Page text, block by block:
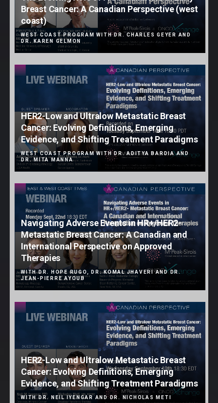
Breast Cancer: A Canadian Perspective (west
coast)
WEST COAST PROGRAM WITH DR. CHARLES GEYER AND
DR. KAREN GELMON
HER2-Low and Ultralow Metastatic Breast
Cancer: Evolving Definitions, Emerging
Evidence, and Shifting Treatment Paradigms
WEST COAST PROGRAM WITH DR. ADITYA BARDIA AND
DR. MITA MANNA
Navigating Adverse Events in HR+/HER2-
Metastatic Breast Cancer: A Canadian and
International Perspective on Approved
Therapies
WITH DR. HOPE RUGO, DR. KOMAL JHAVERI AND DR.
JEAN-PIERRE AYOUB
HER2-Low and Ultralow Metastatic Breast
Cancer: Evolving Definitions, Emerging
Evidence, and Shifting Treatment Paradigms
WITH DR. NEIL IYENGAR AND DR. NICHOLAS METI